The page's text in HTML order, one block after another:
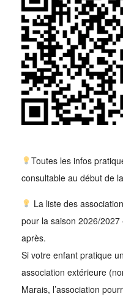
Toutes les infos
consultable au début de
La liste des
pour la saison 2026/
après.
Si votre enfant pratique
association extérieure
Marais, l’association